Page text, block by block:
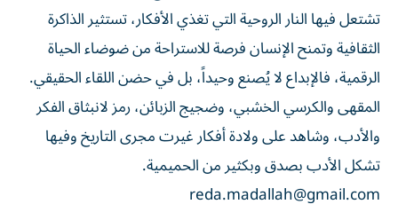
تشتعل فيها النار الروحية التي تغذي الأفكار، تستثير الذاكرة
الثقافية وتمنح الإنسان فرصة للاستراحة من ضوضاء الحياة
الرقمية، فالإبداع لا يُصنع وحيداً، بل في حضن اللقاء الحقيقي.
المقهى والكرسي الخشبي، وضجيج الزبائن، رمز لانبثاق الفكر
والأدب، وشاهد على ولادة أفكار غيرت مجرى التاريخ وفيها
تشكل الأدب بصدق وبكثير من الحميمية.
reda.madallah@gmail.com